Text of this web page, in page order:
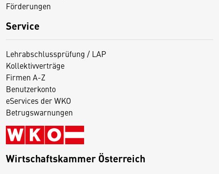
Förderungen
Service
Lehrabschlussprüfung / LAP
Kollektivverträge
Firmen A-Z
Benutzerkonto
eServices der WKO
Betrugswarnungen
Wirtschaftskammer Österreich